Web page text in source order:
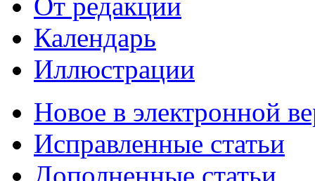
Календарь
Иллюстрации
Новое в электронной
Исправленные статьи